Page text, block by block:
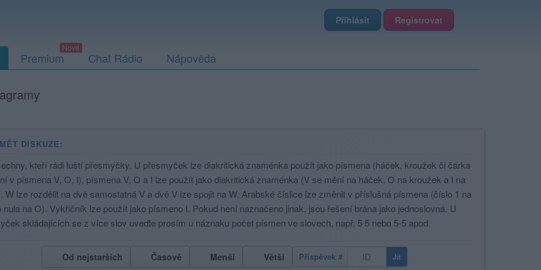
Přihlásit Registrovat
Premium Chat Rádio Nápověda
DISKUZE:
kteří rádi luští přesmyčky. U přesmyček lze diakritická znaménka použít jako písmena (háček, kroužek či čárka
v písmena V, O, I), písmena V, O a I lze použít jako diakritická znaménka (V se mění na háček, O na kroužek a I na
W lze rozdělit na dvě samostatná V a dvě V lze spojit na W. Arabské číslice lze změnit v příslušná písmena (číslo 1 na
nula na O). Vykřičník lze použít jako písmeno I. Pokud není naznačeno jinak, jsou řešení brána jako jednoslovná. U
skládajících se z více slov uveďte prosím u náznaku počet písmen ve slovech, např. 5 5 nebo 5-5 apod.
Od nejstarších Časově Menší Větší Příspěvek # Jít